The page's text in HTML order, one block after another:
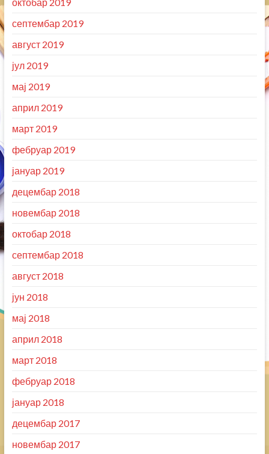
септембар 2019
август 2019
јул 2019
мај 2019
април 2019
март 2019
фебруар 2019
јануар 2019
децембар 2018
новембар 2018
октобар 2018
септембар 2018
август 2018
јун 2018
мај 2018
април 2018
март 2018
фебруар 2018
јануар 2018
децембар 2017
новембар 2017